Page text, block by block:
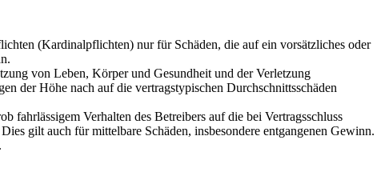
(Kardinalpflichten) nur für Schäden, die auf ein vorsätzliches oder
von Leben, Körper und Gesundheit und der Verletzung
der Höhe nach auf die vertragstypischen Durchschnittsschäden
fahrlässigem Verhalten des Betreibers auf die bei Vertragsschluss
gilt auch für mittelbare Schäden, insbesondere entgangenen Gewinn.